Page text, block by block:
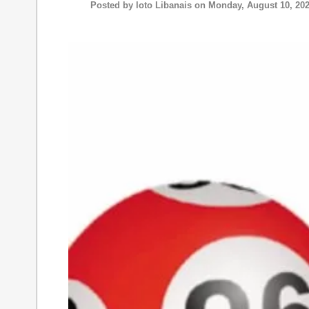
Posted by loto Libanais on Monday, August 10,